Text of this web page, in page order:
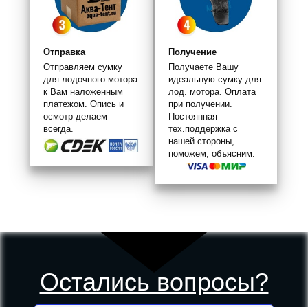
Отправка
Отправляем сумку
для лодочного мотора
к Вам наложенным
платежом. Опись и
осмотр делаем
всегда.
Получение
Получаете Вашу
идеальную сумку для
лод. мотора. Оплата
при получении.
Постоянная
тех.поддержка с
нашей стороны,
поможем, объясним.
Остались вопросы?